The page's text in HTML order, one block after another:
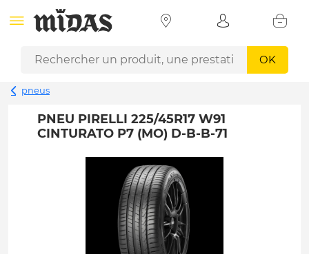
OK
pneus
PNEU PIRELLI 225/45R17 W91
CINTURATO P7 (MO) D-B-B-71